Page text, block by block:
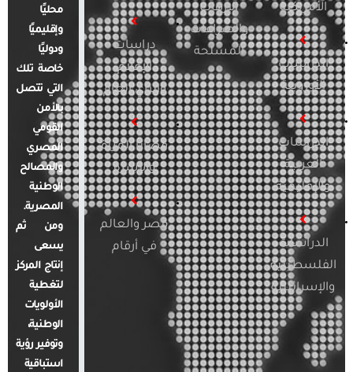
الأمريكية
الدراسات
الأوروبية
الدراسات
العربية
والإقليمية
الدراسات
الفلسطينية
والإسرائيلية
الإرهاب
والصراعات
المسلحة
دراسات
الإعلام
والرأي العام
قضايا المرأة
والأسرة
مصر والعالم
في أرقام
محليًا
وإقليميًا
ودوليًا
خاصة تلك
التي تتصل
بالأمن
القومي
المصري
والمصالح
الوطنية
المصرية.
ومن ثم
يسعى
إنتاج المركز
لتغطية
الأولويات
الوطنية،
وتوفير رؤية
استباقية